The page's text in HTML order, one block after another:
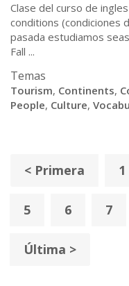
Clase del curso de
conditions (condiciones
pasada estudiamos
Fall ...
Temas
Tourism, Continents,
People, Culture,
< Primera 1
5 6 7
Última >